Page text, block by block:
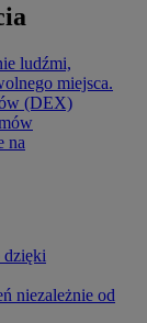
ludźmi,
miejsca.
(DEX)
na
dzięki
niezależnie od